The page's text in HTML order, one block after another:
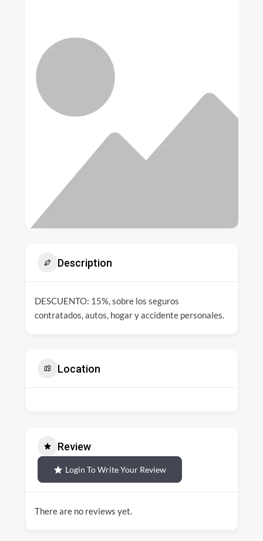
Description
DESCUENTO: 15%, sobre los seguros
contratados, autos, hogar y accidente personales.
Location
Review
Login To Write Your Review
There are no reviews yet.